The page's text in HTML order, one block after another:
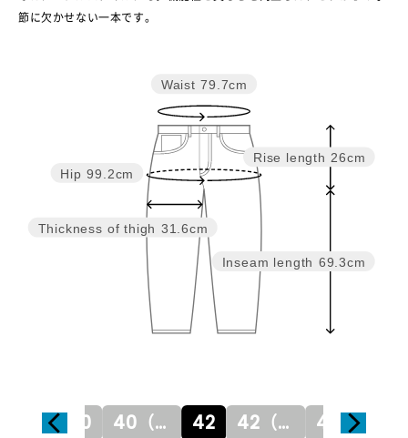
節に欠かせない一本です。
Inseam length 69.3cm
Rise length 26cm
Thickness of thigh 31.6cm
Hip 99.2cm
Waist 79.7cm
40 40（11号） 42 42（13号） 44